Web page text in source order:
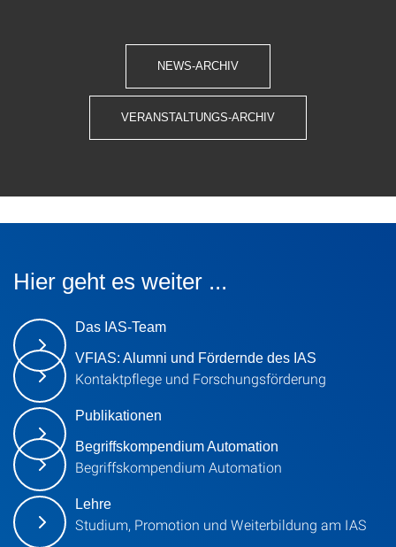
NEWS-ARCHIV
VERANSTALTUNGS-ARCHIV
Hier geht es weiter ...
Das IAS-Team
VFIAS: Alumni und Fördernde des IAS
Kontaktpflege und Forschungsförderung
Publikationen
Begriffskompendium Automation
Begriffskompendium Automation
Lehre
Studium, Promotion und Weiterbildung am IAS